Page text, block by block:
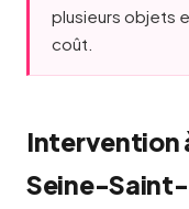
plusieurs objets
coût.
Intervention
Seine-